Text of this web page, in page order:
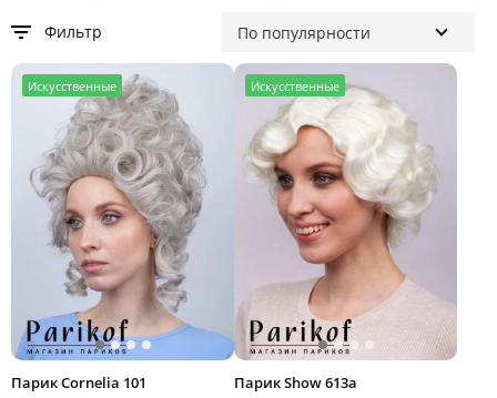
Фильтр
Искусственные
Парик Cornelia 101
Искусственные
Парик Show 613a